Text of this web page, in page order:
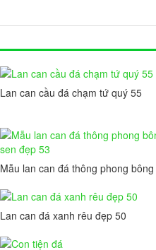
Lan can cầu đá chạm tứ quý 55
Mẫu lan can đá thông phong bông
Lan can đá xanh rêu đẹp 50